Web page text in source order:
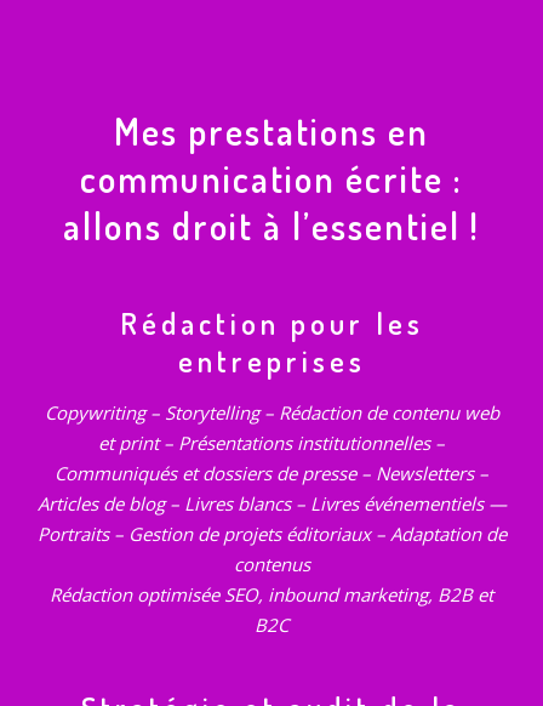
Mes prestations en
communication écrite :
allons droit à l’essentiel !
Rédaction pour les
entreprises
Copywriting – Storytelling – Rédaction de contenu web
et print – Présentations institutionnelles –
Communiqués et dossiers de presse – Newsletters –
Articles de blog – Livres blancs – Livres événementiels —
Portraits – Gestion de projets éditoriaux – Adaptation de
contenus
Rédaction optimisée SEO, inbound marketing, B2B et
B2C